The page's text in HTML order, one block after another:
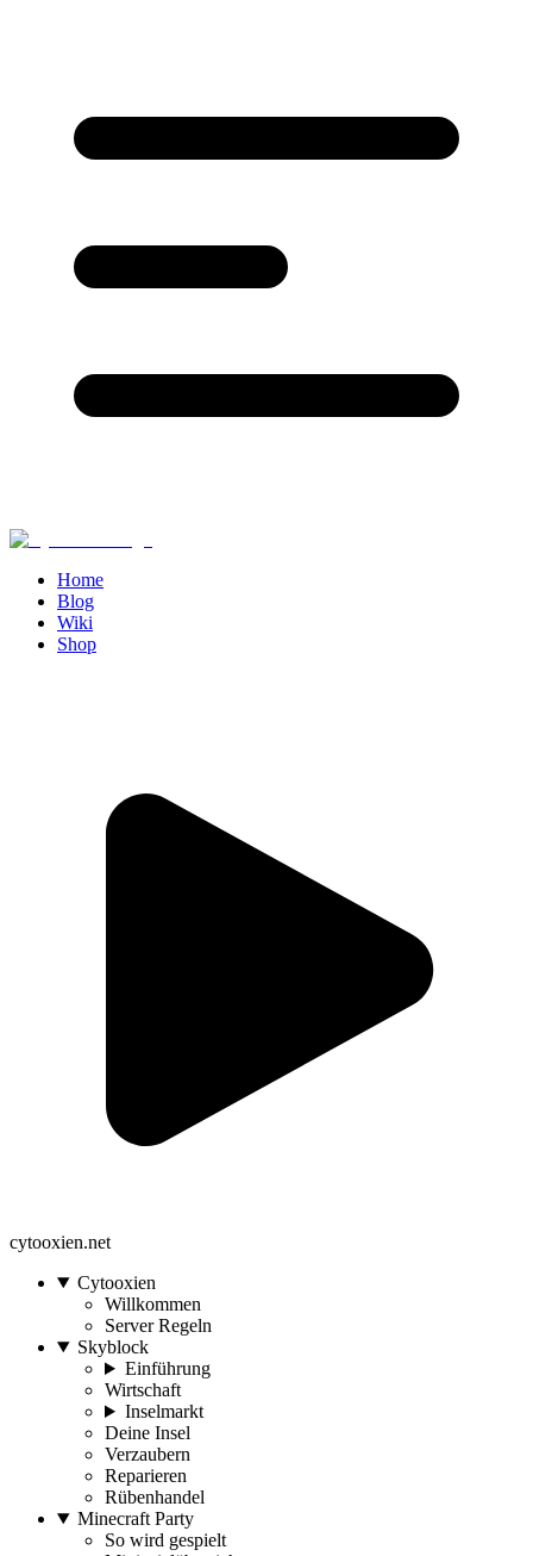
Home
Blog
Wiki
Shop
cytooxien.net
Cytooxien
Willkommen
Server Regeln
Skyblock
Einführung
Wirtschaft
Inselmarkt
Deine Insel
Verzaubern
Reparieren
Rübenhandel
Minecraft Party
So wird gespielt